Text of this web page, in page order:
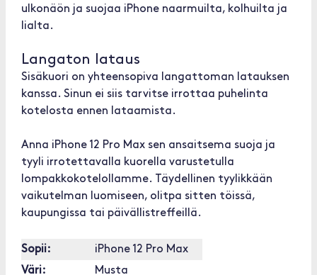
ulkonäön ja suojaa iPhone naarmuilta, kolhuilta ja
lialta.
Langaton lataus
Sisäkuori on yhteensopiva langattoman latauksen
kanssa. Sinun ei siis tarvitse irrottaa puhelinta
kotelosta ennen lataamista.
Anna iPhone 12 Pro Max sen ansaitsema suoja ja
tyyli irrotettavalla kuorella varustetulla
lompakkokotelollamme. Täydellinen tyylikkään
vaikutelman luomiseen, olitpa sitten töissä,
kaupungissa tai päivällistreffeillä.
Sopii:
iPhone 12 Pro Max
Väri:
Musta